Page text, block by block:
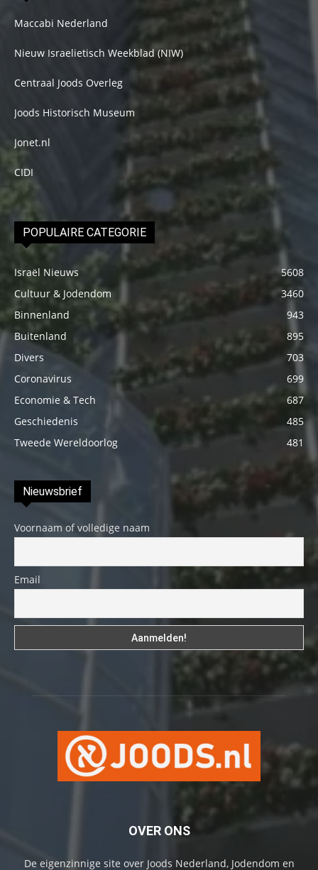
Maccabi Nederland
Nieuw Israelietisch Weekblad (NIW)
Centraal Joods Overleg
Joods Historisch Museum
Jonet.nl
CIDI
POPULAIRE CATEGORIE
Israël Nieuws
5608
Cultuur & Jodendom
3460
Binnenland
943
Buitenland
895
Divers
703
Coronavirus
699
Economie & Tech
687
Geschiedenis
485
Tweede Wereldoorlog
481
Nieuwsbrief
Voornaam of volledige naam
Email
OVER ONS
De eigenzinnige site over Joods Nederland, Jodendom en